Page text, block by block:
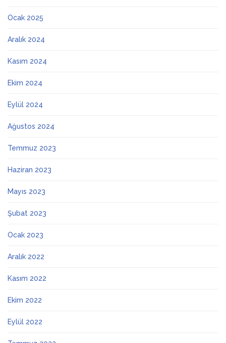
Ocak 2025
Aralık 2024
Kasım 2024
Ekim 2024
Eylül 2024
Ağustos 2024
Temmuz 2023
Haziran 2023
Mayıs 2023
Şubat 2023
Ocak 2023
Aralık 2022
Kasım 2022
Ekim 2022
Eylül 2022